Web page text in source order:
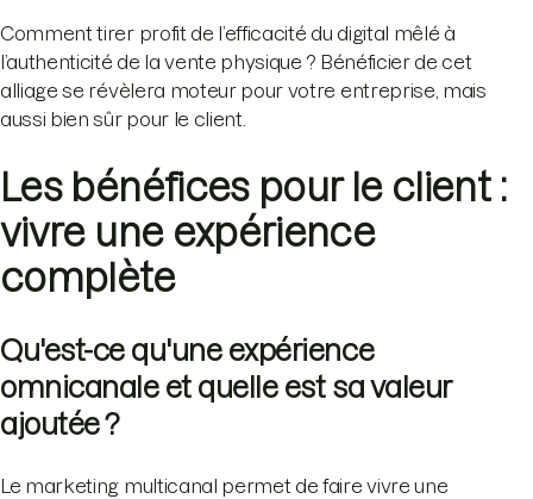
Comment tirer profit de l’efficacité du digital mêlé à
l’authenticité de la vente physique ? Bénéficier de cet
alliage se révèlera moteur pour votre entreprise, mais
aussi bien sûr pour le client.
Les bénéfices pour le client :
vivre une expérience
complète
Qu'est-ce qu'une expérience
omnicanale et quelle est sa valeur
ajoutée ?
Le marketing multicanal permet de faire vivre une